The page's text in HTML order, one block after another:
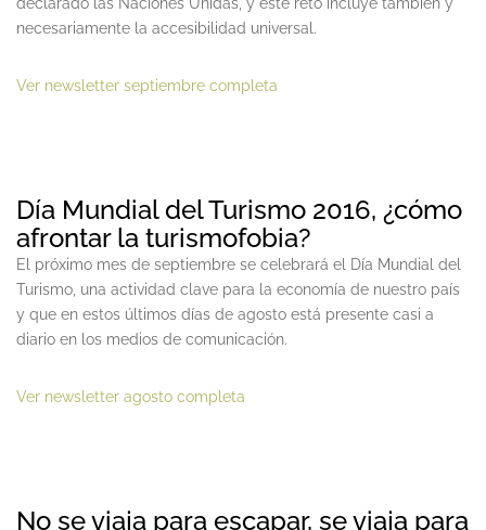
necesariamente la accesibilidad universal.
Ver newsletter septiembre completa
Día Mundial del Turismo 2016, ¿cómo
afrontar la turismofobia?
El próximo mes de septiembre se celebrará el Día Mundial del
Turismo, una actividad clave para la economía de nuestro país
y que en estos últimos días de agosto está presente casi a
diario en los medios de comunicación.
Ver newsletter agosto completa
No se viaja para escapar, se viaja para